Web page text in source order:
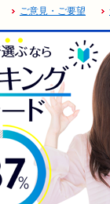
ご意見・ご要望